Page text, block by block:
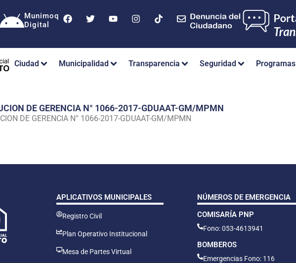
Munimoq
Digital
Ciudad Municipalidad Transparencia Seguridad Programas
DE GERENCIA N° 1066-2017-GDUAAT-GM/MPMN
DE GERENCIA N° 1066-2017-GDUAAT-GM/MPMN
APLICATIVOS MUNICIPALES
Registro Civil
Plan Operativo Institucional
Mesa de Partes Virtual
NÚMEROS DE EMERGENCIA
COMISARÍA PNP
Fono: 053-4613941
BOMBEROS
Emergencias Fono: 116